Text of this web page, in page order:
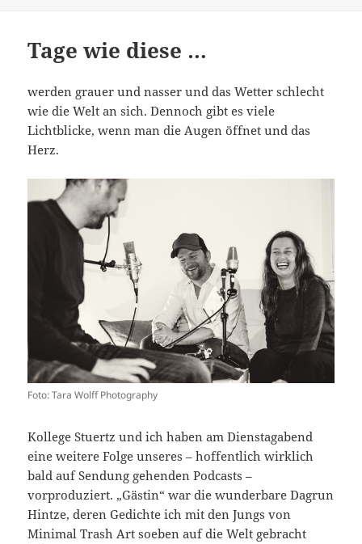
Tage wie diese …
werden grauer und nasser und das Wetter schlecht
wie die Welt an sich. Dennoch gibt es viele
Lichtblicke, wenn man die Augen öffnet und das
Herz.
Foto: Tara Wolff Photography
Kollege Stuertz und ich haben am Dienstagabend
eine weitere Folge unseres – hoffentlich wirklich
bald auf Sendung gehenden Podcasts –
vorproduziert. „Gästin“ war die wunderbare Dagrun
Hintze, deren Gedichte ich mit den Jungs von
Minimal Trash Art soeben auf die Welt gebracht